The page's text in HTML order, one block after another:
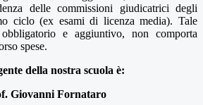
delle commissioni giudicatrici degli
ciclo (ex esami di licenza media). Tale
e aggiuntivo, non comporta
spese.
della nostra scuola è:
Giovanni Fornataro